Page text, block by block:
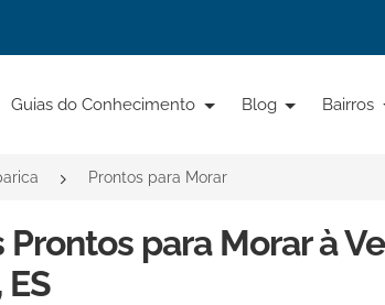
Guias do Conhecimento Blog Bairros
Prontos para Morar
Prontos para Morar à